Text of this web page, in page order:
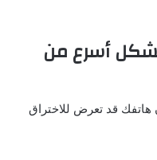
أسرع من
قد تعرض للاختراق